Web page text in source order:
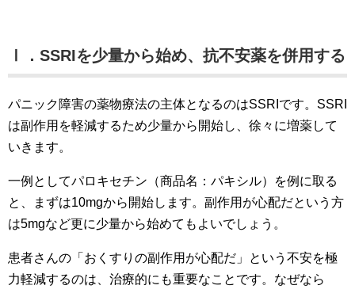
Ⅰ．SSRIを少量から始め、抗不安薬を併用する
パニック障害の薬物療法の主体となるのはSSRIです。SSRI
は副作用を軽減するため少量から開始し、徐々に増薬して
いきます。
一例としてパロキセチン（商品名：パキシル）を例に取る
と、まずは10mgから開始します。副作用が心配だという方
は5mgなど更に少量から始めてもよいでしょう。
患者さんの「おくすりの副作用が心配だ」という不安を極
力軽減するのは、治療的にも重要なことです。なぜなら